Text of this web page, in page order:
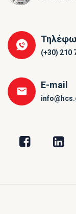
(+30) 210
E-mail